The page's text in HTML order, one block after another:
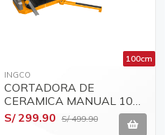
100cm
INGCO
CORTADORA DE
CERAMICA MANUAL 100
CM + BOLSO INGCO
HTC041001
S/ 299.90 S/ 499.90